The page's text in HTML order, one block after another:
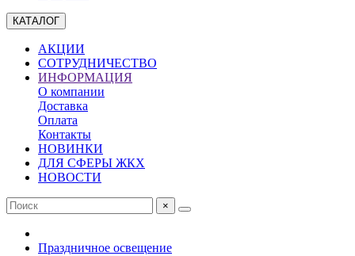
КАТАЛОГ
АКЦИИ
СОТРУДНИЧЕСТВО
ИНФОРМАЦИЯ
О компании
Доставка
Оплата
Контакты
НОВИНКИ
ДЛЯ СФЕРЫ ЖКХ
НОВОСТИ
×
Праздничное освещение